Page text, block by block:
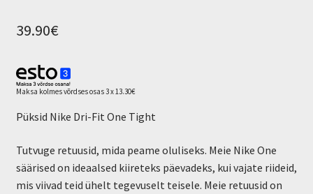
39.90€
Maksa kolmes võrdses osas 3 x 13.30€
Püksid Nike Dri-Fit One Tight
Tutvuge retuusid, mida peame oluliseks. Meie Nike One
säärised on ideaalsed kiireteks päevadeks, kui vajate riideid,
mis viivad teid ühelt tegevuselt teisele. Meie retuusid on